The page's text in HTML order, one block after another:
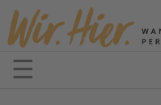
Zum Inhalt springen
☰Menü öffnen